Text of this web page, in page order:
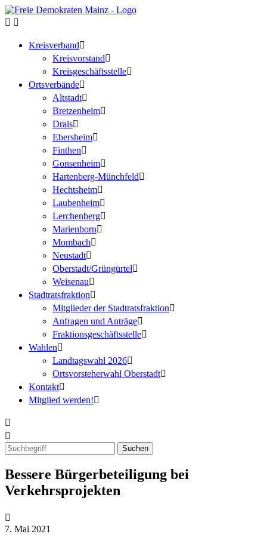
Kreisverband
Kreisvorstand
Kreisgeschäftsstelle
Ortsverbände
Altstadt
Bretzenheim
Drais
Ebersheim
Finthen
Gonsenheim
Hartenberg-Münchfeld
Hechtsheim
Laubenheim
Lerchenberg
Marienborn
Mombach
Neustadt
Oberstadt/Grüngürtel
Weisenau
Stadtratsfraktion
Mitglieder der Stadtratsfraktion
Anfragen und Anträge
Fraktionsgeschäftsstelle
Wahlen
Landtagswahl 2026
Ortsvorsteherwahl Oberstadt
Kontakt
Mitglied werden!
Bessere Bürgerbeteiligung bei
Verkehrsprojekten
7. Mai 2021